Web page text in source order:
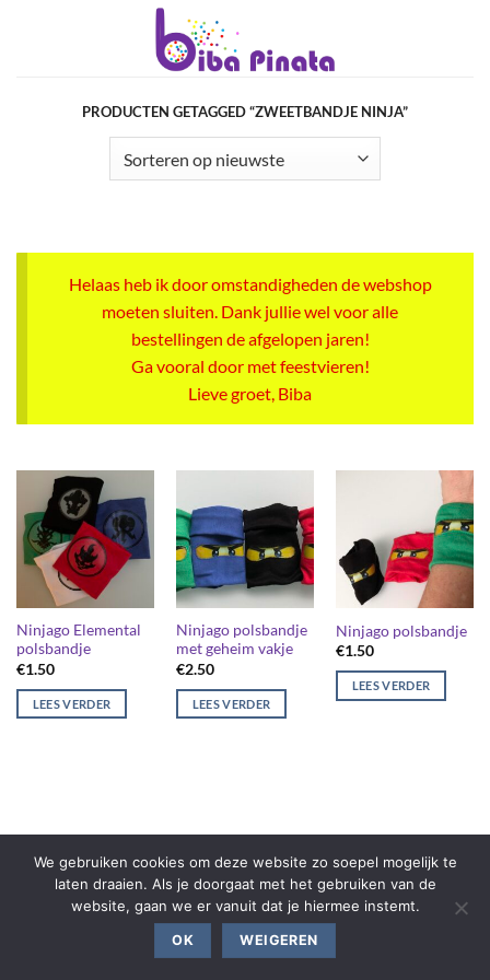
PRODUCTEN GETAGGED “ZWEETBANDJE NINJA”
Helaas heb ik door omstandigheden de webshop
moeten sluiten. Dank jullie wel voor alle
bestellingen de afgelopen jaren!
Ga vooral door met feestvieren!
Lieve groet, Biba
Ninjago Elemental
polsbandje
€1.50
LEES VERDER
Ninjago polsbandje
met geheim vakje
€2.50
LEES VERDER
Ninjago polsbandje
€1.50
LEES VERDER
We gebruiken cookies om deze website zo soepel mogelijk te
laten draaien. Als je doorgaat met het gebruiken van de
website, gaan we er vanuit dat je hiermee instemt.
OK WEIGEREN